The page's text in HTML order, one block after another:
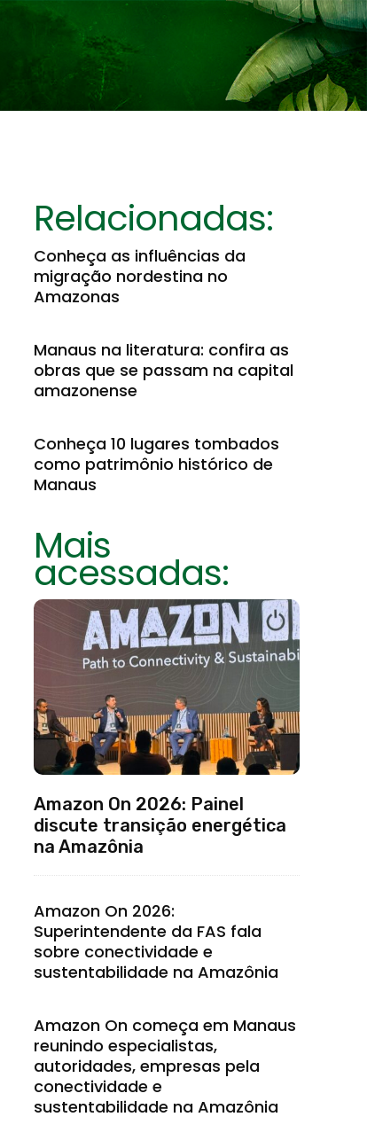
Relacionadas:
Conheça as influências da
migração nordestina no
Amazonas
Manaus na literatura: confira as
obras que se passam na capital
amazonense
Conheça 10 lugares tombados
como patrimônio histórico de
Manaus
Mais
acessadas:
Amazon On 2026: Painel
discute transição energética
na Amazônia
Amazon On 2026:
Superintendente da FAS fala
sobre conectividade e
sustentabilidade na Amazônia
Amazon On começa em Manaus
reunindo especialistas,
autoridades, empresas pela
conectividade e
sustentabilidade na Amazônia